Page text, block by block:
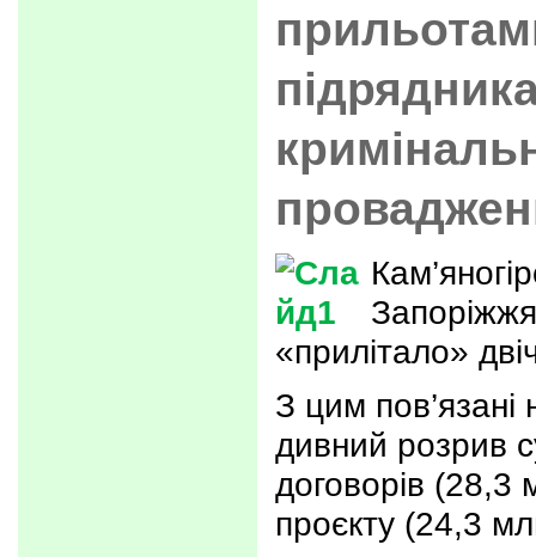
«прилітало»
З цим
дивний розрив
договорів (28,3
проєкту (24,3